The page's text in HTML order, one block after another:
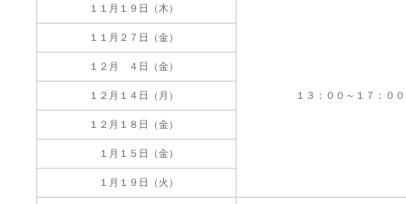
１１月１９日（木）
１３：００～１７：
１１月２７日（金）
１２月 ４日（金）
１２月１４日（月）
１２月１８日（金）
１月１５日（金）
１月１９日（火）